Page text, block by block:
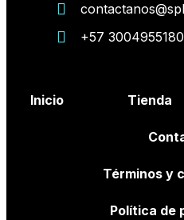
+57 3004955180
Inicio Tienda
Términos y
Política de